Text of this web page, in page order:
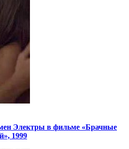
Электры в фильме «Брачные
1999